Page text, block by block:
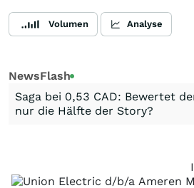
Volumen Analyse
NewsFlash
Saga bei 0,53 CAD: Bewertet
nur die Hälfte der Story?